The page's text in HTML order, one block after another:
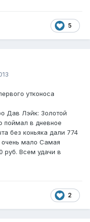
5
утконоса
Дав Лэйк: Золотой
поймал в дневное
без коньяка дали 774
очень мало Самая
руб. Всем удачи в
2